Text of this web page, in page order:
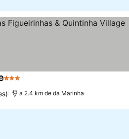
3 Estrelas
a 2.4 km de da Marinha